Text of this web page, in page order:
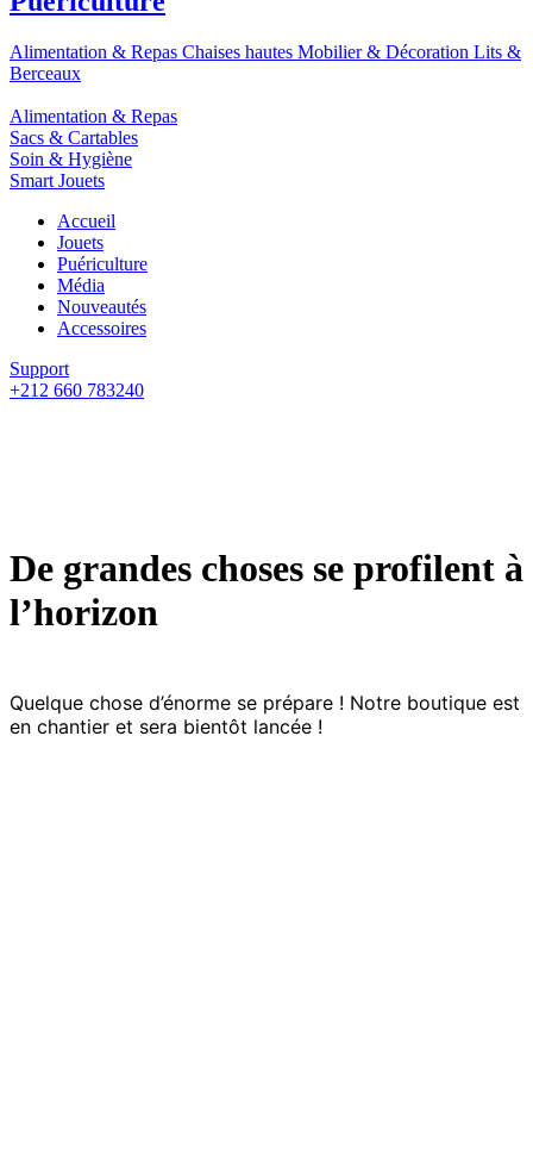
Alimentation & Repas Chaises hautes Mobilier & Décoration Lits &
Berceaux
Alimentation & Repas
Sacs & Cartables
Soin & Hygiène
Smart Jouets
Accueil
Jouets
Puériculture
Média
Nouveautés
Accessoires
Support
+212 660 783240
De grandes choses se profilent à
l’horizon
Quelque chose d’énorme se prépare ! Notre boutique est
en chantier et sera bientôt lancée !